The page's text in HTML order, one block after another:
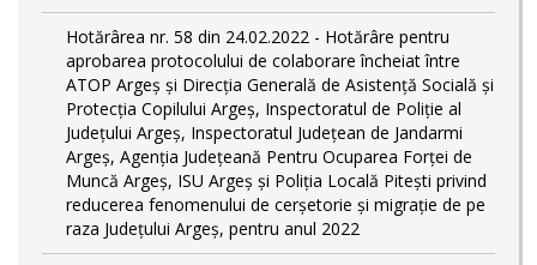
Hotărârea nr. 58 din 24.02.2022 - Hotărâre pentru
aprobarea protocolului de colaborare încheiat între
ATOP Argeş şi Direcţia Generală de Asistenţă Socială şi
Protecţia Copilului Argeş, Inspectoratul de Poliţie al
Judeţului Argeş, Inspectoratul Judeţean de Jandarmi
Argeş, Agenţia Judeţeană Pentru Ocuparea Forţei de
Muncă Argeş, ISU Argeş şi Poliţia Locală Piteşti privind
reducerea fenomenului de cerşetorie şi migraţie de pe
raza Judeţului Argeş, pentru anul 2022